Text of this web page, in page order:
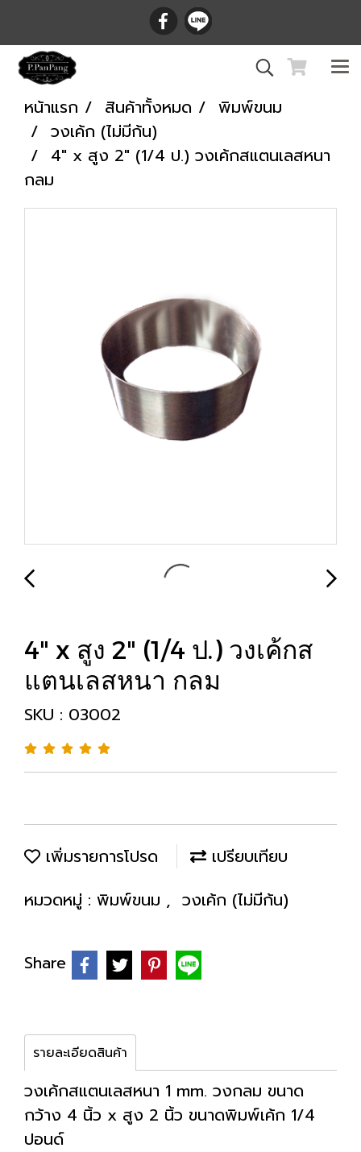
หน้าแรก สินค้าทั้งหมด
พิมพ์ขนม
วงเค้ก (ไม่มีก้น)
4" x สูง 2" (1/4 ป.) วงเค้กสแตนเลสหนา
กลม
4" x สูง 2" (1/4 ป.) วงเค้กส
แตนเลสหนา กลม
SKU : 03002
เพิ่มรายการโปรด
เปรียบเทียบ
หมวดหมู่ : พิมพ์ขนม , วงเค้ก (ไม่มีก้น)
Share
รายละเอียดสินค้า
วงเค้กสแตนเลสหนา 1 mm. วงกลม ขนาด
กว้าง 4 นิ้ว x สูง 2 นิ้ว ขนาดพิมพ์เค้ก 1/4
ปอนด์